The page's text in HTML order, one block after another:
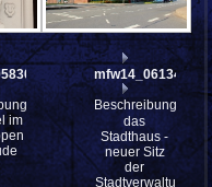
im
mfw14_061344
Beschreibung:
das
Stadthaus -
neuer Sitz
der
Stadtverwaltung